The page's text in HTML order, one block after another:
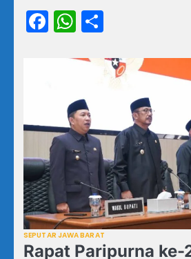
Facebook
WhatsApp
SEPUTAR JAWA BARAT
Rapat Paripurna ke-